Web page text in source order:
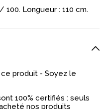
100. Longueur : 110 cm.
produit - Soyez le
100% certifiés : seuls
nos produits